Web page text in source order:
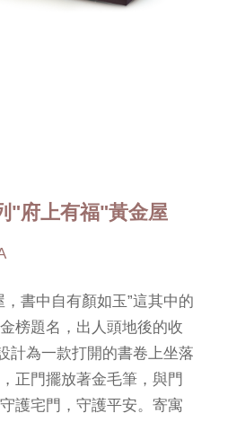
"府上有福"黃金屋
，書中自有顏如玉”這其中的
榜題名，出人頭地後的收
計為一款打開的書卷上坐落
正門擺放著金毛筆，與門
護宅門，守護平安。寄寓